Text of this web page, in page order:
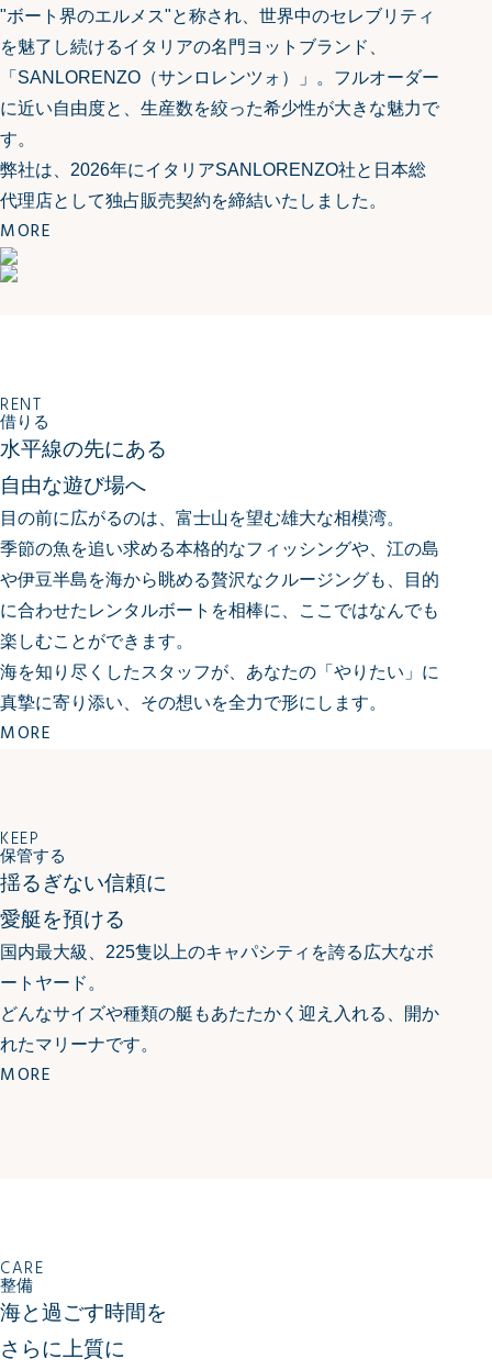
"ボート界のエルメス"と称され、世界中のセレブリティ
を魅了し続けるイタリアの名門ヨットブランド、
「SANLORENZO（サンロレンツォ）」。フルオーダー
に近い自由度と、生産数を絞った希少性が大きな魅力で
す。
弊社は、2026年にイタリアSANLORENZO社と日本総
代理店として独占販売契約を締結いたしました。
MORE
RENT
借りる
水平線の先にある
自由な遊び場へ
目の前に広がるのは、富士山を望む雄大な相模湾。
季節の魚を追い求める本格的なフィッシングや、江の島
や伊豆半島を海から眺める贅沢なクルージングも、
目的
に合わせたレンタルボートを相棒に、ここではなんでも
楽しむことができます。
海を知り尽くしたスタッフが、あなたの「やりたい」に
真摯に寄り添い、その想いを全力で形にします。
MORE
KEEP
保管する
揺るぎない信頼に
愛艇を預ける
国内最大級、225隻以上のキャパシティを誇る広大なボ
ートヤード。
どんなサイズや種類の艇もあたたかく迎え入れる、開か
れたマリーナです。
MORE
CARE
整備
海と過ごす時間を
さらに上質に